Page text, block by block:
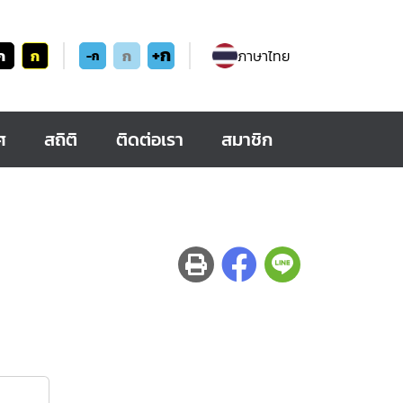
ก -ก ก +ก ภาษาไทย
สถิติ ติดต่อเรา สมาชิก